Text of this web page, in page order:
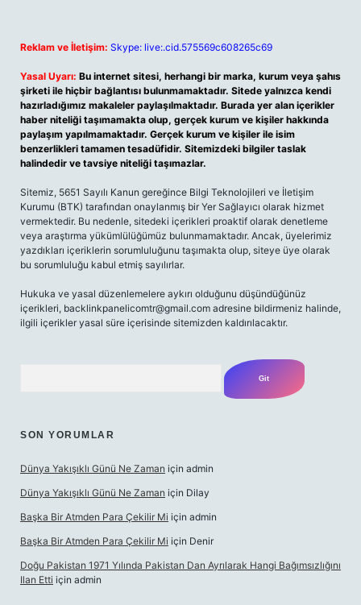
Reklam ve İletişim: Skype: live:.cid.575569c608265c69
Yasal Uyarı: Bu internet sitesi, herhangi bir marka, kurum veya şahıs
şirketi ile hiçbir bağlantısı bulunmamaktadır. Sitede yalnızca kendi
hazırladığımız makaleler paylaşılmaktadır. Burada yer alan içerikler
haber niteliği taşımamakta olup, gerçek kurum ve kişiler hakkında
paylaşım yapılmamaktadır. Gerçek kurum ve kişiler ile isim
benzerlikleri tamamen tesadüfidir. Sitemizdeki bilgiler taslak
halindedir ve tavsiye niteliği taşımazlar.
Sitemiz, 5651 Sayılı Kanun gereğince Bilgi Teknolojileri ve İletişim
Kurumu (BTK) tarafından onaylanmış bir Yer Sağlayıcı olarak hizmet
vermektedir. Bu nedenle, sitedeki içerikleri proaktif olarak denetleme
veya araştırma yükümlülüğümüz bulunmamaktadır. Ancak, üyelerimiz
yazdıkları içeriklerin sorumluluğunu taşımakta olup, siteye üye olarak
bu sorumluluğu kabul etmiş sayılırlar.
Hukuka ve yasal düzenlemelere aykırı olduğunu düşündüğünüz
içerikleri, backlinkpanelicomtr@gmail.com adresine bildirmeniz halinde,
ilgili içerikler yasal süre içerisinde sitemizden kaldırılacaktır.
SON YORUMLAR
Dünya Yakışıklı Günü Ne Zaman için admin
Dünya Yakışıklı Günü Ne Zaman için Dilay
Başka Bir Atmden Para Çekilir Mi için admin
Başka Bir Atmden Para Çekilir Mi için Denir
Doğu Pakistan 1971 Yılında Pakistan Dan Ayrılarak Hangi Bağımsızlığını
Ilan Etti için admin